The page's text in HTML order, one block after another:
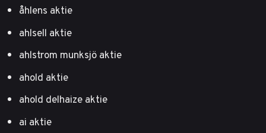
åhlens aktie
ahlsell aktie
ahlstrom munksjö aktie
ahold aktie
ahold delhaize aktie
ai aktie